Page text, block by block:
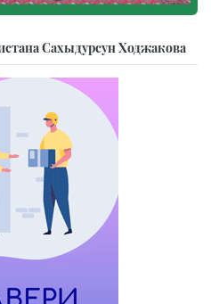
Сахыдурсун Ходжакова